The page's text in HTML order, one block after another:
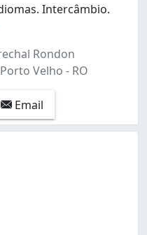
Intercâmbio.
Rondon
Velho - RO
Email